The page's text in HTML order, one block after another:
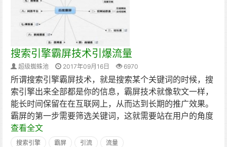
搜索引擎霸屏技术引爆流量
超级蜘蛛池 2017年09月16日 6970
所谓搜索引擎霸屏技术，就是搜索某个关键词的时候，搜
索引擎出来全部都是你的信息，霸屏技术就像软文一样，
能长时间保留在在互联网上，从而达到长期的推广效果。
霸屏的第一步需要筛选关键词，这就需要站在用户的角度
查看全文
搜索引擎 霸屏 引流 流量